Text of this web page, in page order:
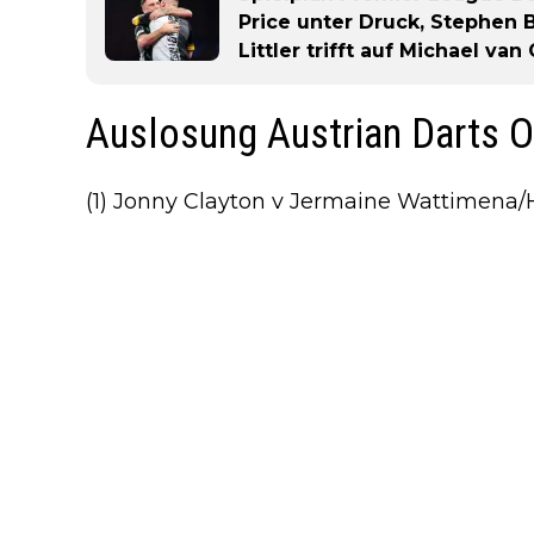
Price unter Druck, Stephen
Littler trifft auf Michael van
Auslosung Austrian Darts
(1) Jonny Clayton v Jermaine Wattimena/